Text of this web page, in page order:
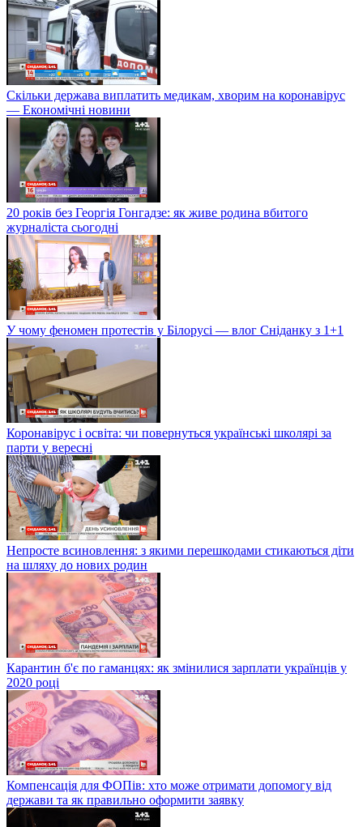
Скільки держава виплатить медикам, хворим на коронавірус
— Економічні новини
20 років без Георгія Гонгадзе: як живе родина вбитого
журналіста сьогодні
У чому феномен протестів у Білорусі — влог Сніданку з 1+1
Коронавірус і освіта: чи повернуться українські школярі за
парти у вересні
Непросте всиновлення: з якими перешкодами стикаються діти
на шляху до нових родин
Карантин б'є по гаманцях: як змінилися зарплати українців у
2020 році
Компенсація для ФОПів: хто може отримати допомогу від
держави та як правильно оформити заявку